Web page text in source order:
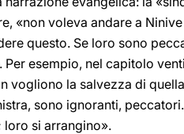
«non voleva andare a
questo. Se loro sono
Per esempio, nel capitolo
vogliono la salvezza di
sono ignoranti,
si arrangino».